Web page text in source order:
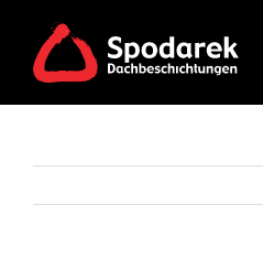
content